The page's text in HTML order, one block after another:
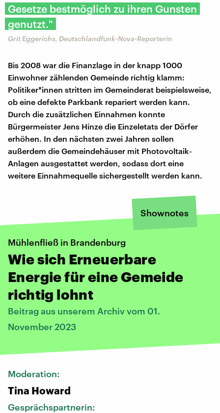
Gesetze bestmöglich zu ihren Gunsten
genutzt."
Grit Eggerichs, Deutschlandfunk-Nova-Reporterin
Bis 2008 war die Finanzlage in der knapp 1000
Einwohner zählenden Gemeinde richtig klamm:
Politiker*innen stritten im Gemeinderat beispielsweise,
ob eine defekte Parkbank repariert werden kann.
Durch die zusätzlichen Einnahmen konnte
Bürgermeister Jens Hinze die Einzeletats der Dörfer
erhöhen. In den nächsten zwei Jahren sollen
außerdem die Gemeindehäuser mit Photovoltaik-
Anlagen ausgestattet werden, sodass dort eine
weitere Einnahmequelle sichergestellt werden kann.
Shownotes
Mühlenfließ in Brandenburg
Wie sich Erneuerbare
Energie für eine Gemeide
richtig lohnt
Beitrag aus unserem Archiv vom 01.
November 2023
Moderation:
Tina Howard
Gesprächspartnerin: